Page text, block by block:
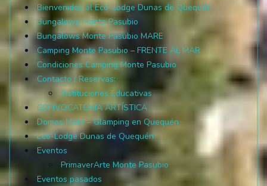
Bienvenidos al Eco-Lodge Dunas de Quequén
Bungalows Monte Pasubio
Bungalows Monte Pasubio MARE
Camping Monte Pasubio – FRENTE AL MAR
Condiciones Camping Monte Pasubio
Contacto / Reservas:
Instituciones Educativas
CONVOCATORIA ARTÍSTICA
Domos Mare – Glamping en Quequén
Eco-Lodge Dunas de Quequén
Eventos
PrimaverArte Monte Pasubio
Eventos pasados